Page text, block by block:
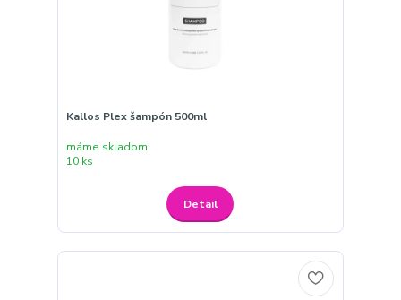
Kallos Plex šampón 500ml
máme skladom
10 ks
Detail